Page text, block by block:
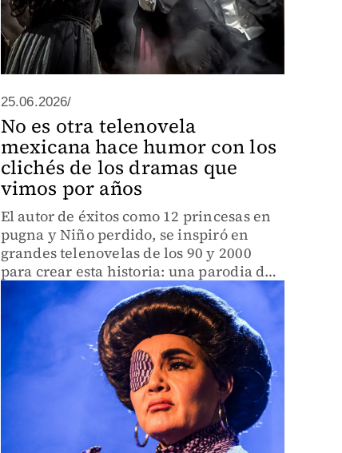
25.06.2026/
No es otra telenovela
mexicana hace humor con los
clichés de los dramas que
vimos por años
El autor de éxitos como 12 princesas en
pugna y Niño perdido, se inspiró en
grandes telenovelas de los 90 y 2000
para crear esta historia: una parodia de
las telenovelas más famosas que han
marcado a millones de espectadores
durante décadas.